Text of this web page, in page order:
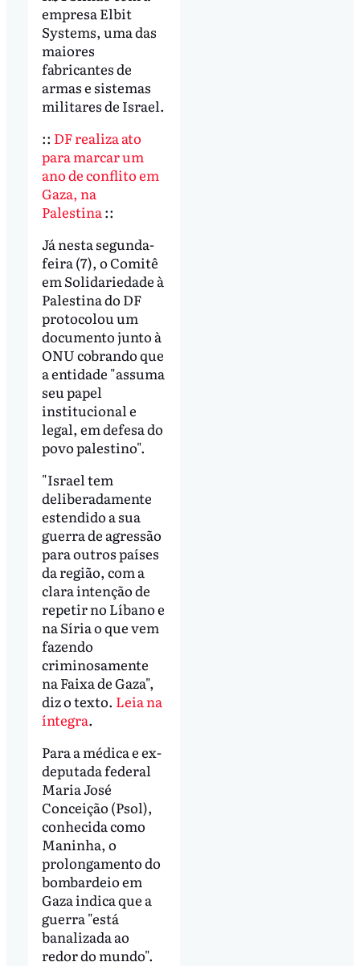
empresa Elbit
Systems, uma das
maiores
fabricantes de
armas e sistemas
militares de Israel.
:: DF realiza ato
para marcar um
ano de conflito em
Gaza, na
Palestina::
Já nesta segunda-
feira (7), o Comitê
em Solidariedade à
Palestina do DF
protocolou um
documento junto à
ONU cobrando que
a entidade "assuma
seu papel
institucional e
legal, em defesa do
povo palestino".
"Israel tem
deliberadamente
estendido a sua
guerra de agressão
para outros países
da região, com a
clara intenção de
repetir no Líbano e
na Síria o que vem
fazendo
criminosamente
na Faixa de Gaza",
diz o texto. Leia na
íntegra.
Para a médica e ex-
deputada federal
Maria José
Conceição (Psol),
conhecida como
Maninha, o
prolongamento do
bombardeio em
Gaza indica que a
guerra "está
banalizada ao
redor do mundo".